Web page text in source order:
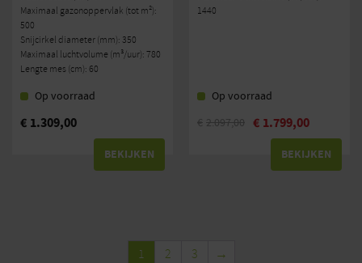
Maximaal gazonoppervlak (tot m²):
500
Snijcirkel diameter (mm): 350
Maximaal luchtvolume (m³/uur): 780
Lengte mes (cm): 60
Op voorraad
€ 1.309,00
BEKIJKEN
1440
Op voorraad
€ 2.097,00 € 1.799,00
BEKIJKEN
1 2 3 →